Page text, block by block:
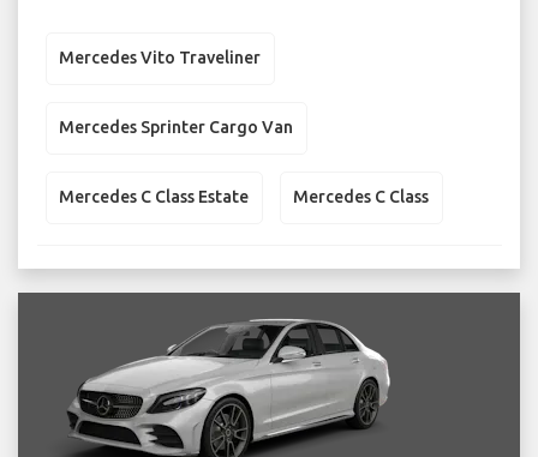
Mercedes Vito Traveliner
Mercedes Sprinter Cargo Van
Mercedes C Class Estate Mercedes C Class